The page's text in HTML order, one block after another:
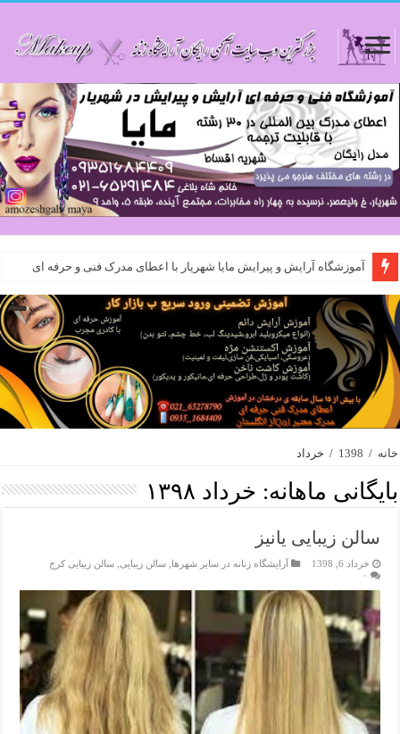
آموزشگاه آرایش و پیرایش مایا شهریار با اعطای مدرک فنی و حرفه ای
اموزشگاه مایا شهریار : آموزشگاه مراقبت و زیبایی در شهریار با مدیریت خانم
خانه /
1398
/ خرداد
بایگانی ماهانه: خرداد ۱۳۹۸
سالن زیبایی یانیز
خرداد 6, 1398 آرایشگاه زنانه در سایر شهرها ,سالن زیبایی ,سالن زیبایی کرج
۰